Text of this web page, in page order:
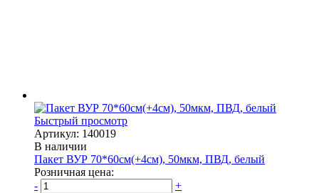
Быстрый просмотр
Артикул: 140019
В наличии
Пакет ВУР 70*60см(+4см), 50мкм, ПВД, белый
Розничная цена:
-
+